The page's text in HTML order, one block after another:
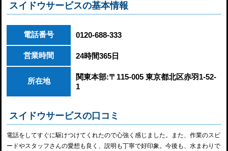
スイドウサービスの基本情報
電話番号 0120-688-333
営業時間 24時間365日
所在地
関東本部:〒115-005 東京都北区赤羽1-52-
1
スイドウサービスの口コミ
電話をしてすぐに駆けつけてくれたので心強く感じました。また、作業のスピ
ードやスタッフさんの愛想も良く、説明も丁寧で好印象。今後も、水まわりで